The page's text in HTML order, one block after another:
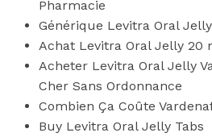
Pharmacie
Générique Levitra Oral
Achat Levitra Oral Jelly 20
Acheter Levitra Oral Jelly
Cher Sans Ordonnance
Combien Ça Coûte
Buy Levitra Oral Jelly Tabs